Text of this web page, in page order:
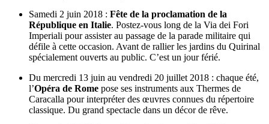
Samedi 2 juin 2018 : Fête de la proclamation de la
République en Italie. Postez-vous long de la Via dei Fori
Imperiali pour assister au passage de la parade militaire qui
défile à cette occasion. Avant de rallier les jardins du Quirinal
spécialement ouverts au public. C’est un jour férié.
Du mercredi 13 juin au vendredi 20 juillet 2018 : chaque été,
l’Opéra de Rome pose ses instruments aux Thermes de
Caracalla pour interpréter des œuvres connues du répertoire
classique. Du grand spectacle dans un décor de rêve.